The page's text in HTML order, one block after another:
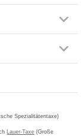
Spezialitätentaxe)
Lauer-Taxe (Große